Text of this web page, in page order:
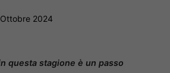
2024
questa stagione è un passo